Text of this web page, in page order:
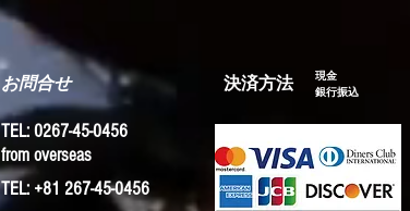
お問合せ
TEL: 0267-45-0456
TEL: +81 267-45-0456
from overseas
​決済方法
現金
​銀行振込